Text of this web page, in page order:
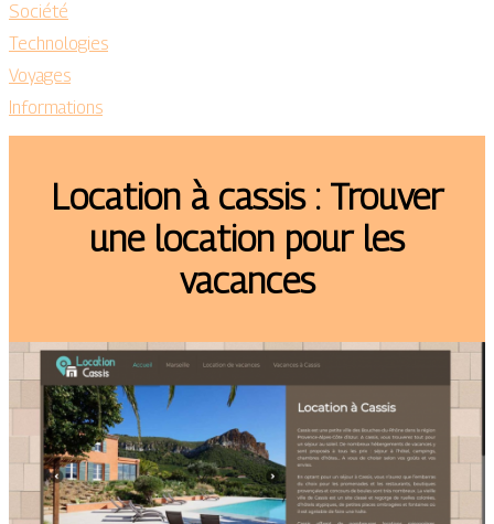
Société
Technologies
Voyages
Informations
Location à cassis : Trouver
une location pour les
vacances